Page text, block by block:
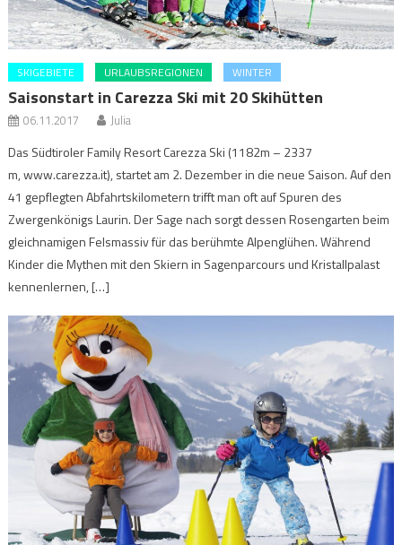
SKIGEBIETE URLAUBSREGIONEN WINTER
Saisonstart in Carezza Ski mit 20 Skihütten
06.11.2017 Julia
Das Südtiroler Family Resort Carezza Ski (1182m – 2337
m, www.carezza.it), startet am 2. Dezember in die neue Saison. Auf den
41 gepflegten Abfahrtskilometern trifft man oft auf Spuren des
Zwergenkönigs Laurin. Der Sage nach sorgt dessen Rosengarten beim
gleichnamigen Felsmassiv für das berühmte Alpenglühen. Während
Kinder die Mythen mit den Skiern in Sagenparcours und Kristallpalast
kennenlernen, […]